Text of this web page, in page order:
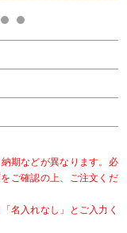
期などが異なります。必
ご確認の上、ご注文くだ
名入れなし」とご入力く